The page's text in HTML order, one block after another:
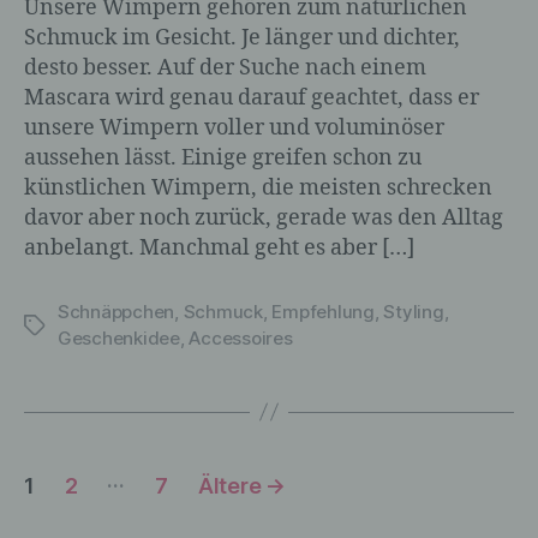
Unsere Wimpern gehören zum natürlichen
Schmuck im Gesicht. Je länger und dichter,
desto besser. Auf der Suche nach einem
Mascara wird genau darauf geachtet, dass er
unsere Wimpern voller und voluminöser
aussehen lässt. Einige greifen schon zu
künstlichen Wimpern, die meisten schrecken
davor aber noch zurück, gerade was den Alltag
anbelangt. Manchmal geht es aber […]
Schlagwörter
Schnäppchen Schmuck Empfehlung Styling
Geschenkidee,Accessoires
Seitennummerierung
1 2 … 7 Ältere →
c) Verarbeitung
Verarbeitung ist jeder mit oder ohne Hilfe
automatisierter Verfahren ausgeführte
Vorgang oder jede solche Vorgangsreihe
im Zusammenhang mit
personenbezogenen Daten wie das
das Ordnen, die Speicherung, die
Anpassung oder Veränderung, das
Auslesen, das Abfragen, die Verwendung,
Verbreitung oder eine andere Form der
Bereitstellung, den Abgleich oder die
Löschen oder die Vernichtung.